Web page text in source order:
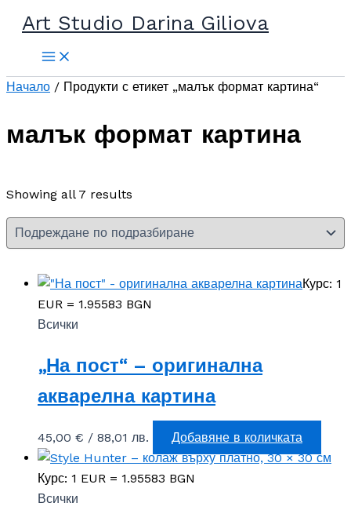
Прескочи
съдържанието
Art Studio Darina Giliova
Начало / Продукти с етикет „малък формат картина“
малък формат картина
Showing all 7 results
Курс: 1
EUR = 1.95583 BGN
Всички
„На пост“ – оригинална
акварелна картина
45,00 € / 88,01 лв. Добавяне в количката
Курс: 1 EUR = 1.95583 BGN
Всички